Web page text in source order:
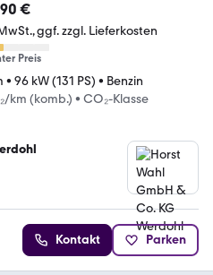
€
ggf. zzgl. Lieferkosten
Preis
• 96 kW (131 PS) • Benzin
km (komb.) • CO₂-Klasse
Kontakt Parken